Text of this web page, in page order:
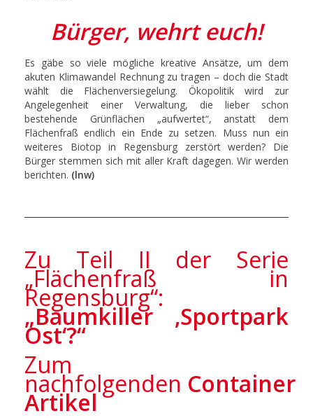
Bürger, wehrt euch!
Es gäbe so viele mögliche kreative Ansätze, um dem
akuten Klimawandel Rechnung zu tragen – doch die Stadt
wählt die Flächenversiegelung. Ökopolitik wird zur
Angelegenheit einer Verwaltung, die lieber schon
bestehende Grünflächen „aufwertet“, anstatt dem
Flächenfraß endlich ein Ende zu setzen. Muss nun ein
weiteres Biotop in Regensburg zerstört werden? Die
Bürger stemmen sich mit aller Kraft dagegen. Wir werden
berichten. (lnw)
Zu Teil II der Serie
„Flächenfraß in
Regensburg“:
„Baumkiller ‚Sportpark
Ost‘?“
Zum
nachfolgenden
Artikel